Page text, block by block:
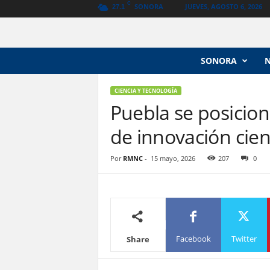
27.1 C SONORA JUEVES, AGOSTO 6, 2026
SONORA
CIENCIA Y TECNOLOGÍA
Puebla se
de innovación
Por RMNC- 15 mayo, 2026 207 0
Share Facebook Twitter